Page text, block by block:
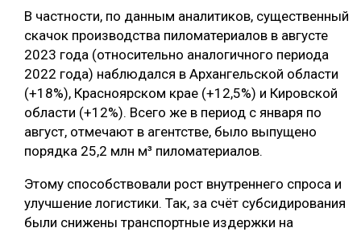
КОМПЛЕКСНАЯ ПЕРЕРАБОТКА
ЛЕСОПИЛЕНИЕ
ДЕРЕВЯННОЕ ДОМОСТРОЕНИЕ
БЕЗОПАСНОЕ ПРОИЗВОДСТВО
СОРТИРОВКА ДРЕВЕСИНЫ
СУШКА ДРЕВЕСИНЫ
МЕБЕЛЬНОЕ ПРОИЗВОДСТВО
В частности, по данным аналитиков, существенный
скачок производства пиломатериалов в августе
2023 года (относительно аналогичного периода
2022 года) наблюдался в Архангельской области
(+18%), Красноярском крае (+12,5%) и Кировской
области (+12%). Всего же в период с января по
август, отмечают в агентстве, было выпущено
порядка 25,2 млн м³ пиломатериалов.
Этому способствовали рост внутреннего спроса и
улучшение логистики. Так, за счёт субсидирования
были снижены транспортные издержки на